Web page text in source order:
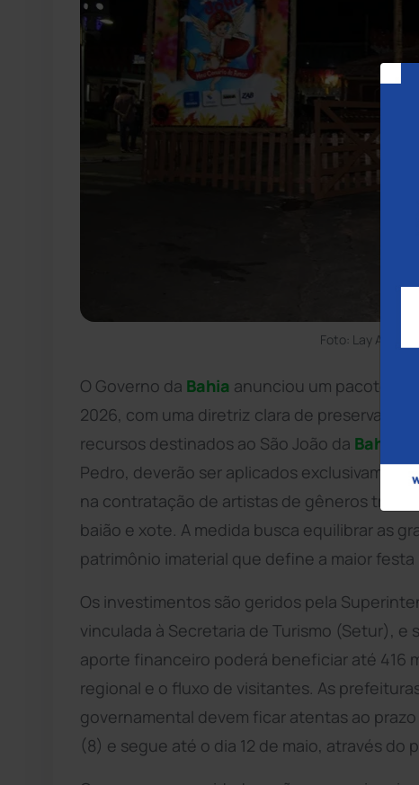
Foto: Lay
O Governo da Bahia anunciou um pacote
2026, com uma diretriz clara de
recursos destinados ao São João da Bahia
,
Pedro, deverão ser aplicados
na contratação de artistas de gêneros
baião e xote. A medida busca equilibrar as
patrimônio imaterial que define a maior
Os investimentos são geridos pela
vinculada à Secretaria de Turismo (Setur), e
aporte financeiro poderá beneficiar até 416
regional e o fluxo de visitantes. As
governamental devem ficar atentas ao
(8) e segue até o dia 12 de maio, através do